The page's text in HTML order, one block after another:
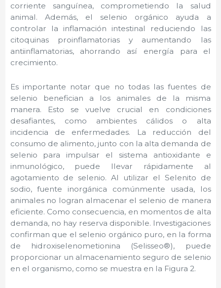
corriente sanguínea, comprometiendo la salud
animal. Además, el selenio orgánico ayuda a
controlar la inflamación intestinal reduciendo las
citoquinas proinflamatorias y aumentando las
antiinflamatorias, ahorrando así energía para el
crecimiento.
Es importante notar que no todas las fuentes de
selenio benefician a los animales de la misma
manera. Esto se vuelve crucial en condiciones
desafiantes, como ambientes cálidos o alta
incidencia de enfermedades. La reducción del
consumo de alimento, junto con la alta demanda de
selenio para impulsar el sistema antioxidante e
inmunológico, puede llevar rápidamente al
agotamiento de selenio. Al utilizar el Selenito de
sodio, fuente inorgánica comúnmente usada, los
animales no logran almacenar el selenio de manera
eficiente. Como consecuencia, en momentos de alta
demanda, no hay reserva disponible. Investigaciones
confirman que el selenio orgánico puro, en la forma
de hidroxiselenometionina (Selisseo®), puede
proporcionar un almacenamiento seguro de selenio
en el organismo, como se muestra en la Figura 2.